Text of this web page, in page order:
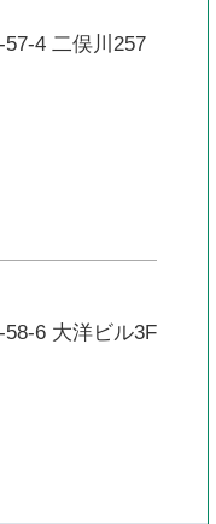
4 二俣川257
6 大洋ビル3F